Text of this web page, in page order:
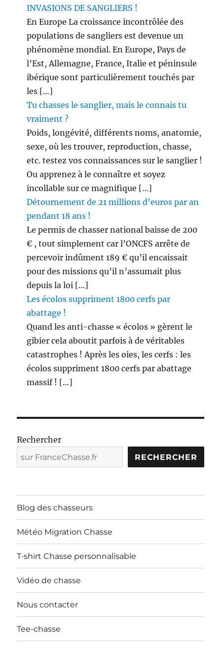
INVASIONS DE SANGLIERS !
En Europe La croissance incontrôlée des
populations de sangliers est devenue un
phénomène mondial. En Europe, Pays de
l’Est, Allemagne, France, Italie et péninsule
ibérique sont particulièrement touchés par
les […]
Tu chasses le sanglier, mais le connais tu
vraiment ?
Poids, longévité, différents noms, anatomie,
sexe, où les trouver, reproduction, chasse,
etc. testez vos connaissances sur le sanglier !
Ou apprenez à le connaître et soyez
incollable sur ce magnifique […]
Détournement de 21 millions d’euros par an
pendant 18 ans !
Le permis de chasser national baisse de 200
€ , tout simplement car l’ONCFS arrête de
percevoir indûment 189 € qu’il encaissait
pour des missions qu’il n’assumait plus
depuis la loi […]
Les écolos suppriment 1800 cerfs par
abattage !
Quand les anti-chasse « écolos » gèrent le
gibier cela aboutit parfois à de véritables
catastrophes ! Après les oies, les cerfs : les
écolos suppriment 1800 cerfs par abattage
massif ! […]
Rechercher
RECHERCHER
Blog des chasseurs
Météo Migration Chasse
T-shirt Chasse personnalisable
Vidéo de chasse
Nous contacter
Tee-chasse